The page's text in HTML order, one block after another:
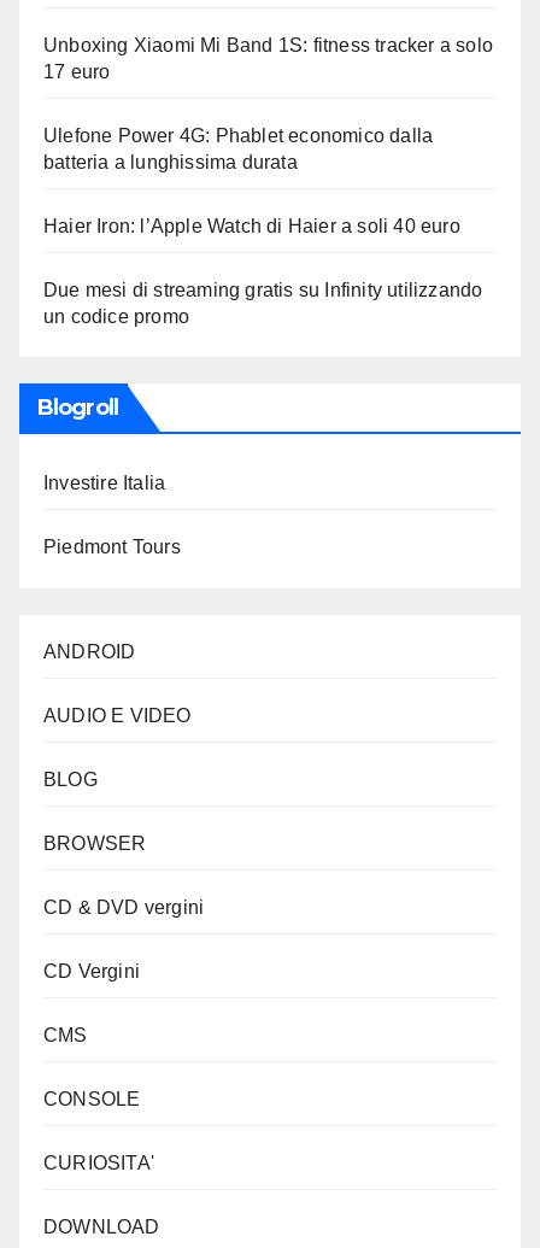
Unboxing Xiaomi Mi Band 1S: fitness tracker a solo
17 euro
Ulefone Power 4G: Phablet economico dalla
batteria a lunghissima durata
Haier Iron: l’Apple Watch di Haier a soli 40 euro
Due mesi di streaming gratis su Infinity utilizzando
un codice promo
Blogroll
Investire Italia
Piedmont Tours
ANDROID
AUDIO E VIDEO
BLOG
BROWSER
CD & DVD vergini
CD Vergini
CMS
CONSOLE
CURIOSITA'
DOWNLOAD